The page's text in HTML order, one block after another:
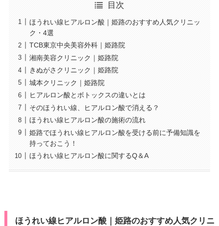
目次
ほうれい線ヒアルロン酸｜姫路のおすすめ人気クリニッ
ク・4選
TCB東京中央美容外科｜姫路院
湘南美容クリニック｜姫路院
きぬがさクリニック｜姫路院
城本クリニック｜姫路院
ヒアルロン酸とボトックスの違いとは
そのほうれい線、ヒアルロン酸で消える？
ほうれい線ヒアルロン酸の施術の流れ
姫路でほうれい線ヒアルロン酸を受ける前に予備知識を
持っておこう！
ほうれい線ヒアルロン酸に関するQ＆A
ほうれい線ヒアルロン酸｜姫路のおすすめ人気クリニ